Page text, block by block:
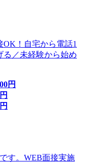
OK！自宅から電話1
／未経験から始め
円
円
円
す。WEB面接実施